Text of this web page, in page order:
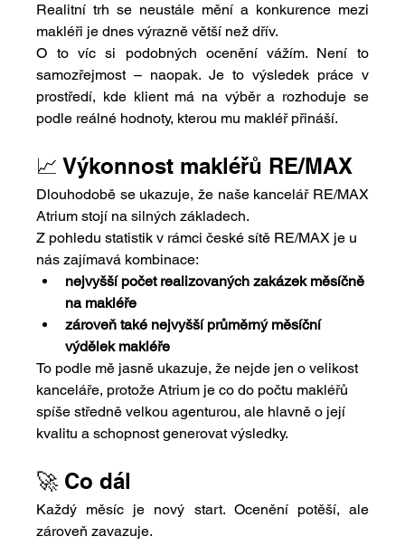
Realitní trh se neustále mění a konkurence mezi
makléři je dnes výrazně větší než dřív.
O to víc si podobných ocenění vážím. Není to
samozřejmost – naopak. Je to výsledek práce v
prostředí, kde klient má na výběr a rozhoduje se
podle reálné hodnoty, kterou mu makléř přináší.
📈 Výkonnost makléřů RE/MAX
Dlouhodobě se ukazuje, že naše kancelář RE/MAX
Atrium stojí na silných základech.
Z pohledu statistik v rámci české sítě RE/MAX je u
nás zajímavá kombinace:
nejvyšší počet realizovaných zakázek měsíčně
na makléře
zároveň také nejvyšší průměrný měsíční
výdělek makléře
To podle mě jasně ukazuje, že nejde jen o velikost
kanceláře, protože Atrium je co do počtu makléřů
spíše středně velkou agenturou, ale hlavně o její
kvalitu a schopnost generovat výsledky.
🚀 Co dál
Každý měsíc je nový start. Ocenění potěší, ale
zároveň zavazuje.